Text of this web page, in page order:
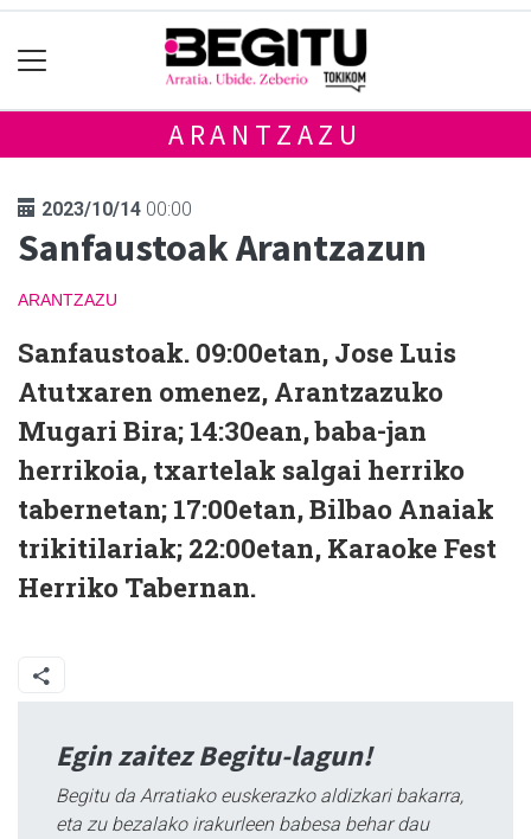
ARANTZAZU
2023/10/14 00:00
Sanfaustoak Arantzazun
ARANTZAZU
Sanfaustoak. 09:00etan, Jose Luis
Atutxaren omenez, Arantzazuko
Mugari Bira; 14:30ean, baba-jan
herrikoia, txartelak salgai herriko
tabernetan; 17:00etan, Bilbao Anaiak
trikitilariak; 22:00etan, Karaoke Fest
Herriko Tabernan.
Egin zaitez Begitu-lagun!
Begitu da Arratiako euskerazko aldizkari bakarra,
eta zu bezalako irakurleen babesa behar dau